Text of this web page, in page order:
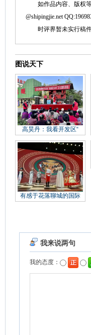
如作品内容、版权等
@shipingjie.net
时评界暂未实行稿件
图说天下
高昊丹：我看开发区“
有感于花落聊城的国际